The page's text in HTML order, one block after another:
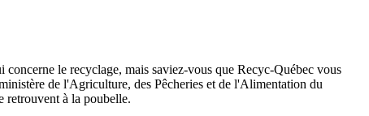
le recyclage, mais saviez-vous que Recyc-Québec vous
de l'Agriculture, des Pêcheries et de l'Alimentation du
retrouvent à la poubelle.